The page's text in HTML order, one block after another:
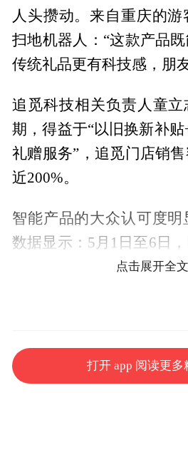
人头攒动。来自重庆的
扫地机器人：“这款产品
传统礼品更有科技感，朋
追觅科技相关负责人童立
期，得益于“以旧换新补
礼赠服务”，追觅门店销
近200%。
智能产品的大众认可度
数据显示：5月1日至6日
代表的XR（扩展现实）
400%，人工智能机器人
智能化与绿色化产品供给
点击展开全文
打开 app 阅读更多